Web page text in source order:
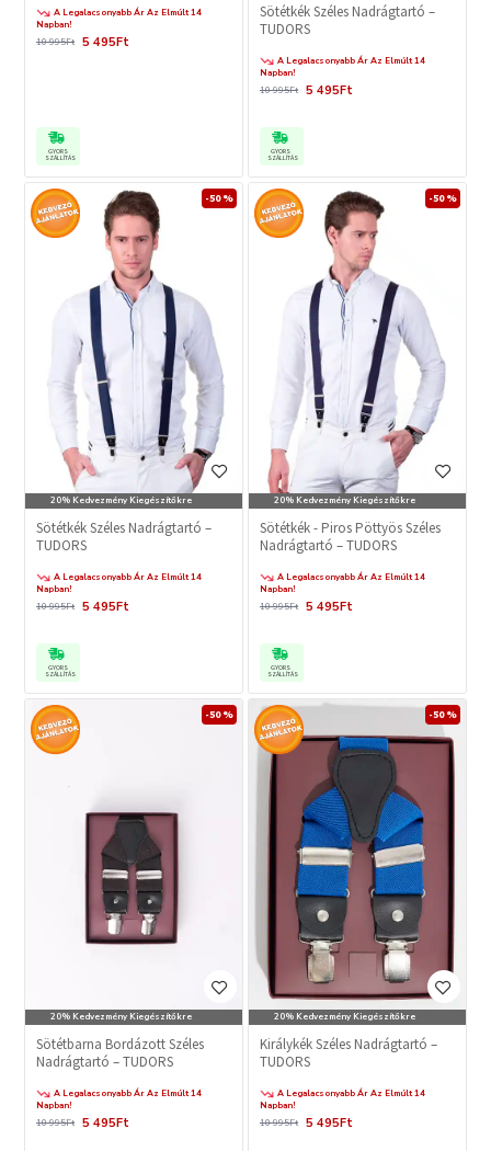
A Legalacsonyabb Ár Az Elmúlt 14
Napban!
5 495Ft
10 995Ft
GYORS
SZÁLLÍTÁS
Sötétkék Széles Nadrágtartó –
TUDORS
A Legalacsonyabb Ár Az Elmúlt 14
Napban!
5 495Ft
10 995Ft
GYORS
SZÁLLÍTÁS
20% Kedvezmény Kiegészítőkre
-50 %
Sötétkék Széles Nadrágtartó –
TUDORS
A Legalacsonyabb Ár Az Elmúlt 14
Napban!
5 495Ft
10 995Ft
GYORS
SZÁLLÍTÁS
20% Kedvezmény Kiegészítőkre
-50 %
Sötétkék - Piros Pöttyös Széles
Nadrágtartó – TUDORS
A Legalacsonyabb Ár Az Elmúlt 14
Napban!
5 495Ft
10 995Ft
GYORS
SZÁLLÍTÁS
20% Kedvezmény Kiegészítőkre
-50 %
Sötétbarna Bordázott Széles
Nadrágtartó – TUDORS
A Legalacsonyabb Ár Az Elmúlt 14
Napban!
5 495Ft
10 995Ft
20% Kedvezmény Kiegészítőkre
-50 %
Királykék Széles Nadrágtartó –
TUDORS
A Legalacsonyabb Ár Az Elmúlt 14
Napban!
5 495Ft
10 995Ft